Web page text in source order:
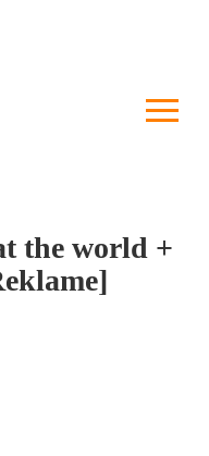
the world +